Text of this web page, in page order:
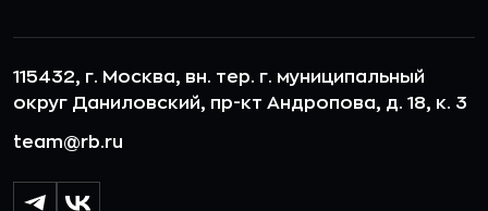
115432, г. Москва, вн. тер. г. муниципальный
округ Даниловский, пр-кт Андропова, д. 18, к. 3
team@rb.ru